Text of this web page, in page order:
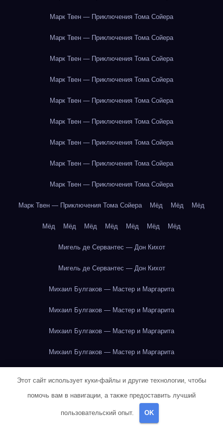
Марк Твен — Приключения Тома Сойера
Марк Твен — Приключения Тома Сойера
Марк Твен — Приключения Тома Сойера
Марк Твен — Приключения Тома Сойера
Марк Твен — Приключения Тома Сойера
Марк Твен — Приключения Тома Сойера
Марк Твен — Приключения Тома Сойера
Марк Твен — Приключения Тома Сойера
Марк Твен — Приключения Тома Сойера
Марк Твен — Приключения Тома Сойера Мёд Мёд Мёд
Мёд Мёд Мёд Мёд Мёд Мёд Мёд
Мигель де Сервантес — Дон Кихот
Мигель де Сервантес — Дон Кихот
Михаил Булгаков — Мастер и Маргарита
Михаил Булгаков — Мастер и Маргарита
Михаил Булгаков — Мастер и Маргарита
Михаил Булгаков — Мастер и Маргарита
Михаил Булгаков — Мастер и Маргарита
Михаил Булгаков — Мастер и Маргарита
Этот сайт использует куки-файлы и другие технологии, чтобы
помочь вам в навигации, а также предоставить лучший
пользовательский опыт. OK